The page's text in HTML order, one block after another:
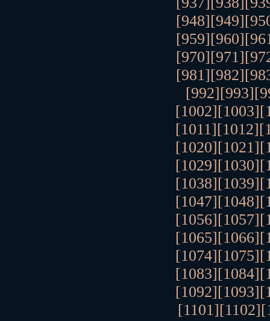
[948][949]
[959][960]
[970][971]
[981][982]
[992][993]
[1002][1003]
[1011][1012]
[1020][1021]
[1029][1030]
[1038][1039]
[1047][1048]
[1056][1057]
[1065][1066]
[1074][1075]
[1083][1084]
[1092][1093]
[1101][1102]